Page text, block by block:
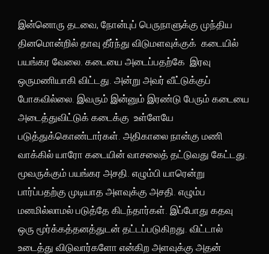
இன்னொரு தடவை, நோன்புப் பெருநாளுக்கு முந்திய
தினமொன்றில் தாவு தீர்ந்து விடுமளவுக்குக் கடையில்
பயங்கர வேலை. கடையை அடைப்பதற்கே இரவு
ஒருமணியாகி விட்டது. அன்று அவர் வீட்டுக்குப்
போகவில்லை. இவரும் இன்னும் இரண்டு பேரும் கடையை
அடைத்துவிட்டுக் கடைக்கு உள்ளேயே
படுத்துக்கொண்டார்கள். அதிகாலை நான்கு மணி
வாக்கில் யாரோ கடையின் வாசலைத் தட்டுவது கேட்டது.
மூவருக்கும் பயங்கர அசதி. எழும்பி யாரென்று
பார்ப்பதற்கு முடியாத அளவுக்கு அசதி. எழும்ப
மனமில்லாமல் படுத்தே கிடந்தார்கள். இப்போது கதவு
ஒரு மூர்க்கத்தனத்துடன் தட்டப்படுகிறது. விட்டால்
உடைத்து விடுவார்களோ என்கிற அளவுக்கு அதன்